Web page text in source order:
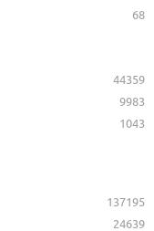
68
44359
9983
1043
137195
24639